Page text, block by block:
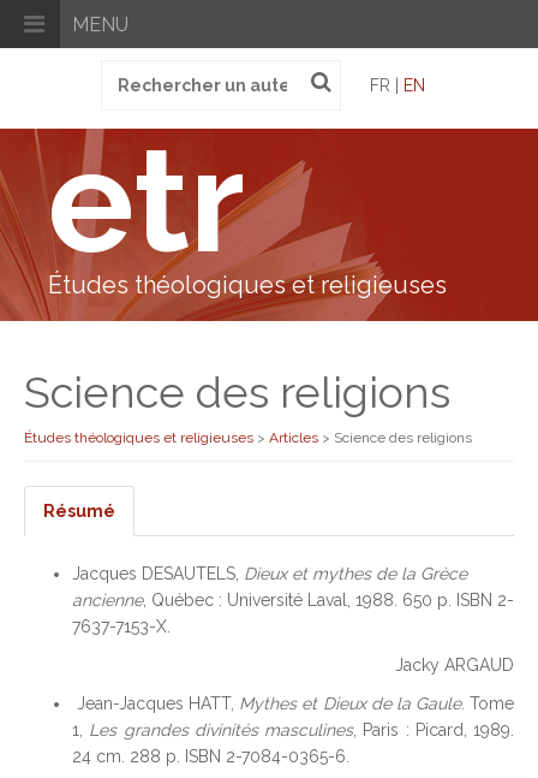
MENU
pour
FR | EN
etr
Études théologiques et religieuses
Science des religions
Études théologiques et religieuses > Articles > Science des religions
Résumé
Jacques DESAUTELS, Dieux et mythes de la Grèce
ancienne, Québec : Université Laval, 1988. 650 p. ISBN 2-
7637-7153-X.
Jacky ARGAUD
Jean-Jacques HATT, Mythes et Dieux de la Gaule. Tome
1, Les grandes divinités masculines, Paris : Picard, 1989.
24 cm. 288 p. ISBN 2-7084-0365-6.